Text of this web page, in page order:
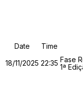
Date Time
18/11/2025 22:35 Fase
1ª